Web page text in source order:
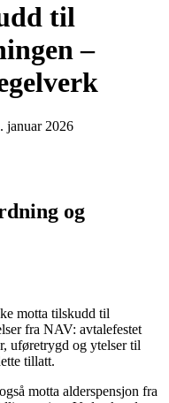
til
–
januar 2026
og
motta tilskudd til
fra NAV: avtalefestet
uføretrygd og ytelser til
tillatt.
motta alderspensjon fra